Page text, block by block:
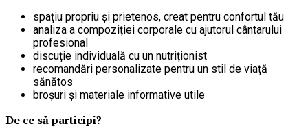
spațiu propriu și prietenos, creat pentru confortul tău
analiza a compoziției corporale cu ajutorul cântarului
profesional
discuție individuală cu un nutriționist
recomandări personalizate pentru un stil de viață
sănătos
broșuri și materiale informative utile
De ce să participi?